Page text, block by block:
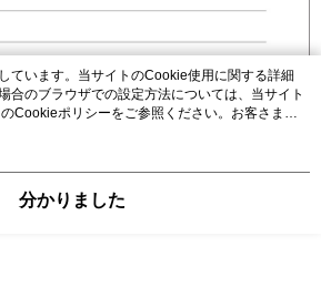
ています。当サイトのCookie使用に関する詳細
合のブラウザでの設定方法については、当サイト
のCookieポリシーをご参照ください。お客さま
れる場合、当社がサイト利用規約のCookieポリ
分かりました